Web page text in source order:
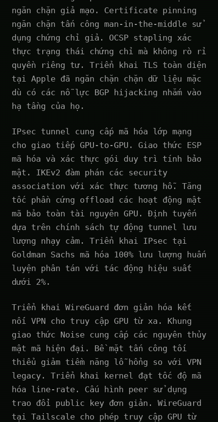
ngăn chặn giả mạo. Certificate pinning
ngăn chặn tấn công man-in-the-middle sử
dụng chứng chỉ giả. OCSP stapling xác
thực trạng thái chứng chỉ mà không rò rỉ
quyền riêng tư. Triển khai TLS toàn diện
tại Apple đã ngăn chặn chặn dữ liệu mặc
dù có các nỗ lực BGP hijacking nhắm vào
hạ tầng của họ.
IPsec tunnel cung cấp mã hóa lớp mạng
cho giao tiếp GPU-to-GPU. Giao thức ESP
mã hóa và xác thực gói duy trì tính bảo
mật. IKEv2 đàm phán các security
association với xác thực tương hỗ. Tăng
tốc phần cứng offload các hoạt động mật
mã bảo toàn tài nguyên GPU. Định tuyến
dựa trên chính sách tự động tunnel lưu
lượng nhạy cảm. Triển khai IPsec tại
Goldman Sachs mã hóa 100% lưu lượng huấn
luyện phân tán với tác động hiệu suất
dưới 2%.
Triển khai WireGuard đơn giản hóa kết
nối VPN cho truy cập GPU từ xa. Khung
giao thức Noise cung cấp các nguyên thủy
mật mã hiện đại. Bề mặt tấn công tối
thiểu giảm tiềm năng lỗ hổng so với VPN
legacy. Triển khai kernel đạt tốc độ mã
hóa line-rate. Cấu hình peer sử dụng
trao đổi public key đơn giản. WireGuard
tại Tailscale cho phép truy cập GPU từ